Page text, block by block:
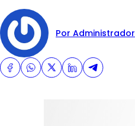
Por Administrador